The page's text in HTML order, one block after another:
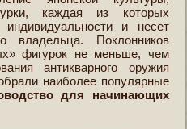
каждая из которых
и несет
Поклонников
фигурок не меньше, чем
антикварного оружия
наиболее популярные
для начинающих